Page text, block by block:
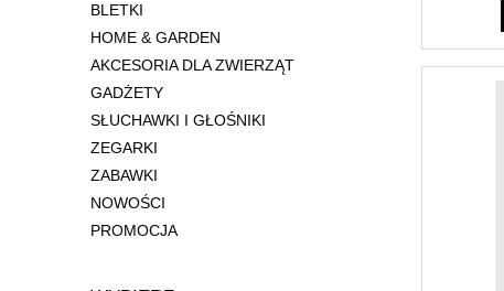
BLETKI
HOME & GARDEN
AKCESORIA DLA ZWIERZĄT
GADŻETY
SŁUCHAWKI I GŁOŚNIKI
ZEGARKI
ZABAWKI
NOWOŚCI
PROMOCJA